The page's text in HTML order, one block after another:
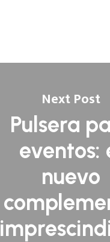
Next Post
Pulsera
eventos:
nuevo